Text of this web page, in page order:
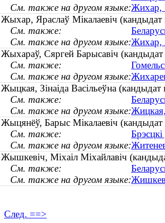
См. также на другом языке:Жихар,
Жыхар, Яраслаў Мікалаевіч
См. также:
См. также на другом языке:Жихар,
Жыхараў, Сяргей Барысавіч
См. также:
См. также на другом языке:
Жыцкая, Зінаіда Васільеўна (кандыдат
См. также:
См. также на другом языке:Жицкая,
Жыцянёў, Барыс Мікалаевіч (кандыдат
См. также:
См. также на другом языке:
Жышкевіч, Міхаіл Міхайлавіч
См. также:
См. также на другом языке:
След. ==>